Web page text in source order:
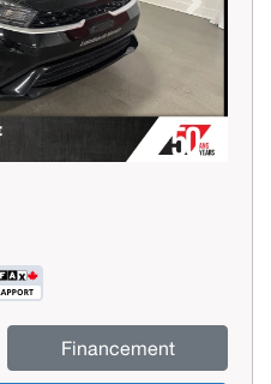
Next
Financement